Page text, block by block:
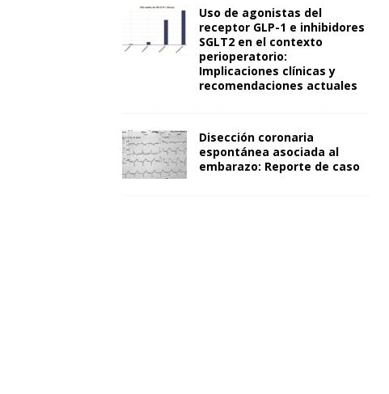
Uso de agonistas del
receptor GLP-1 e inhibidores
SGLT2 en el contexto
perioperatorio:
Implicaciones clínicas y
recomendaciones actuales
Disección coronaria
espontánea asociada al
embarazo: Reporte de caso